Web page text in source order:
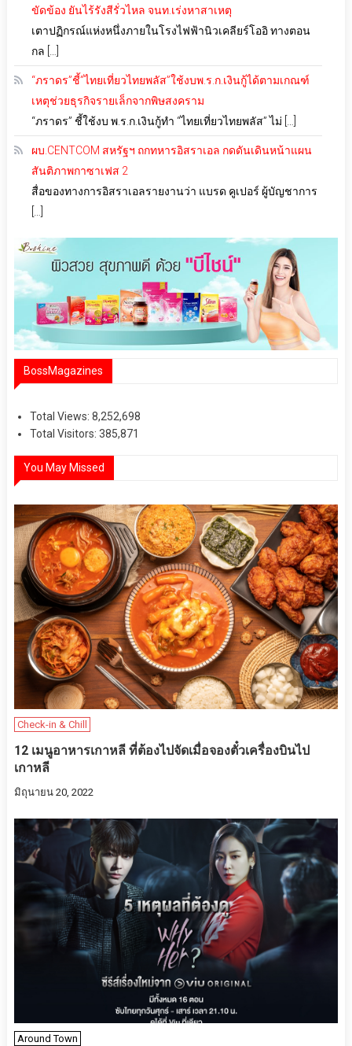
ขัดข้อง ยันไร้รังสีรั่วไหล จนท.เร่งหาสาเหตุ
เตาปฏิกรณ์แห่งหนึ่งภายในโรงไฟฟ้านิวเคลียร์โออิ ทางตอน
กล […]
“ภราดร”ชี้”ไทยเที่ยวไทยพลัส”ใช้งบพ.ร.ก.เงินกู้ได้ตามเกณฑ์
เหตุช่วยธุรกิจรายเล็กจากพิษสงคราม
“ภราดร” ชี้ใช้งบ พ.ร.ก.เงินกู้ทำ “ไทยเที่ยวไทยพลัส” ไม่ […]
ผบ.CENTCOM สหรัฐฯ ถกทหารอิสราเอล กดดันเดินหน้าแผน
สันติภาพกาซาเฟส 2
สื่อของทางการอิสราเอลรายงานว่า แบรด คูเปอร์ ผู้บัญชาการ
BossMagazines
Total Views: 8,252,698
Total Visitors: 385,871
You May Missed
Check-in & Chill
12 เมนูอาหารเกาหลี ที่ต้องไปจัดเมื่อจองตั๋วเครื่องบินไป
เกาหลี
มิถุนายน 20, 2022
Around Town